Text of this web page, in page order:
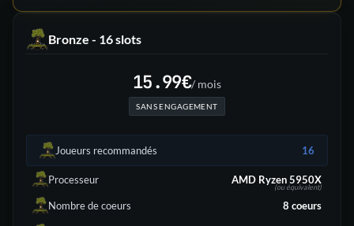
Bronze - 16 slots
15.99€/ mois
SANS ENGAGEMENT
Joueurs recommandés 16
Processeur AMD Ryzen 5950X
(ou équivalent)
Nombre de coeurs 8 coeurs